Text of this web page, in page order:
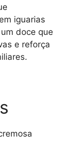
iguarias
doce que
e reforça